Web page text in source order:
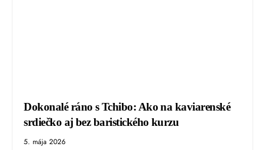
Dokonalé ráno s Tchibo: Ako na kaviarenské
srdiečko aj bez baristického kurzu
5. mája 2026